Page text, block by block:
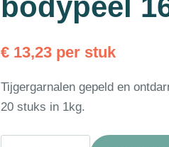
bodypeel
€ 13,23 per stuk
Tijgergarnalen gepeld en
20 stuks in 1kg.